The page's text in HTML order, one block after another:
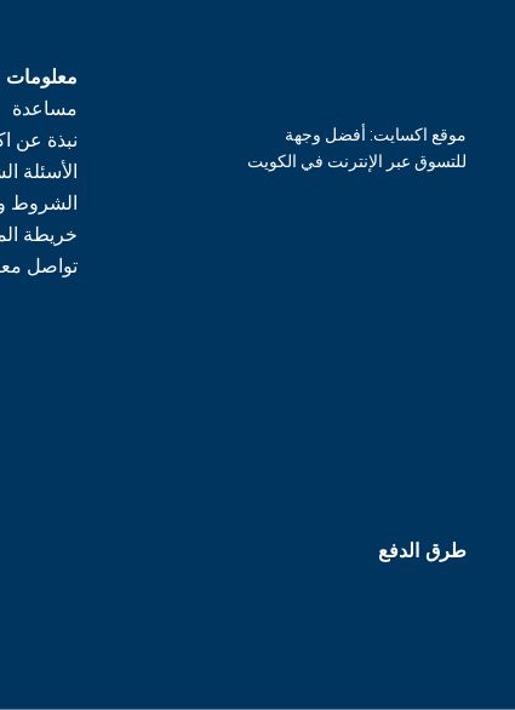
معلومات
مساعدة
نبذة عن
الأسئلة
الشروط و
خريطة
تواصل
موقع اكسايت: أفضل وجهة
للتسوق عبر الإنترنت في الكويت
طرق الدفع